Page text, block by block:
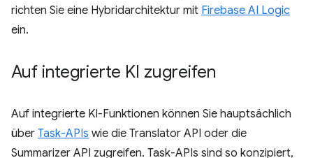
richten Sie eine Hybridarchitektur mit Firebase AI Logic
ein.
Auf integrierte KI zugreifen
Auf integrierte KI-Funktionen können Sie hauptsächlich
über Task-APIs wie die Translator API oder die
Summarizer API zugreifen. Task-APIs sind so konzipiert,